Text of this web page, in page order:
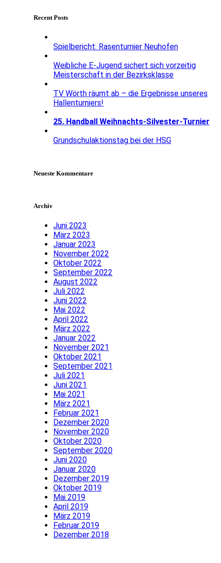
Recent Posts
Spielbericht: Rasenturnier Neuhofen
Weibliche E-Jugend sichert sich vorzeitig
Meisterschaft in der Bezirksklasse
TV Wörth räumt ab – die Ergebnisse unseres
Hallenturniers!
25. Handball Weihnachts-Silvester-Turnier
Grundschulaktionstag bei der HSG
Neueste Kommentare
Archiv
Juni 2023
März 2023
Januar 2023
November 2022
Oktober 2022
September 2022
August 2022
Juli 2022
Juni 2022
Mai 2022
April 2022
März 2022
Januar 2022
November 2021
Oktober 2021
September 2021
Juli 2021
Juni 2021
Mai 2021
März 2021
Februar 2021
Dezember 2020
November 2020
Oktober 2020
September 2020
Juni 2020
Januar 2020
Dezember 2019
Oktober 2019
Mai 2019
April 2019
März 2019
Februar 2019
Dezember 2018